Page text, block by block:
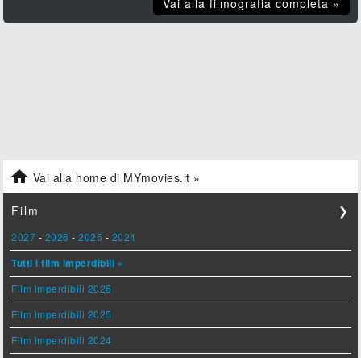
Vai alla filmografia completa »
 Vai alla home di MYmovies.it »
Film ❯
2027 - 2026 -2025 - 2024
Tutti i film imperdibili »
Film imperdibili 2026
Film imperdibili 2025
Film imperdibili 2024